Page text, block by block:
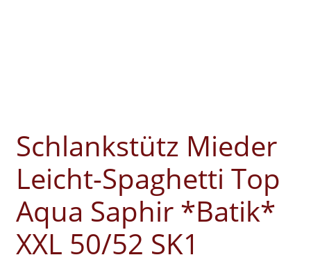
Schlankstütz Mieder
Leicht-Spaghetti Top
Aqua Saphir *Batik*
XXL 50/52 SK1